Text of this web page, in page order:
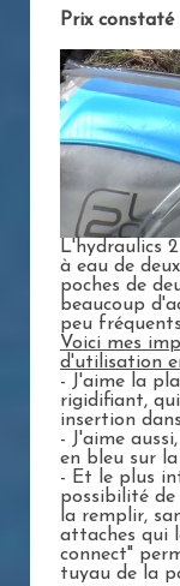
Prix constaté
L'hydraulics
à eau de
poches de
beaucoup
peu
Voici mes
d'utilisation
- J'aime la
rigidifiant,
insertion
- J'aime
en bleu sur
- Et le plus
possibilité
la remplir,
attaches qui
connect"
tuyau de la